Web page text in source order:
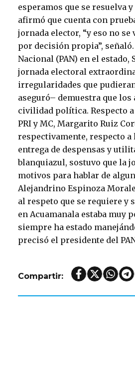
esperamos que se resuelva
afirmó que cuenta con
jornada elector, “y eso no se
por decisión propia”,
Nacional (PAN) en el
jornada electoral
irregularidades que
aseguró– demuestra que
civilidad política. Respecto
PRI y MC, Margarito Ruiz
respectivamente, respecto
entrega de despensas y
blanquiazul, sostuvo que la
motivos para hablar de
Alejandrino Espinoza
al respeto que se requiere y
en Acuamanala estaba muy
siempre ha estado
precisó el presidente del
Compartir: